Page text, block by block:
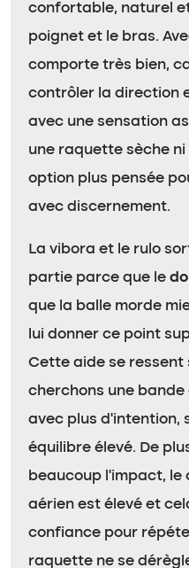
confortable, naturel
poignet et le bras.
comporte très bien,
contrôler la direction
avec une sensation
une raquette sèche
option plus pensée
avec discernement.
La vibora et le rulo
partie parce que le
que la balle morde
lui donner ce point
Cette aide se ressent
cherchons une bande
avec plus d’intention,
équilibre élevé. De
beaucoup l’impact,
aérien est élevé et
confiance pour
raquette ne se